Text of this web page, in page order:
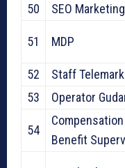
50
SEO Marketing
51 MDP
52
Staff
53
Operator
54
Benefit